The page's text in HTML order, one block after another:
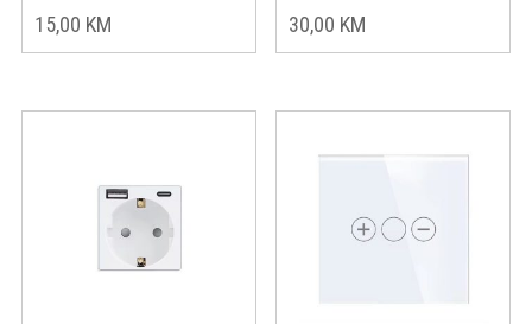
15,00 KM 30,00 KM